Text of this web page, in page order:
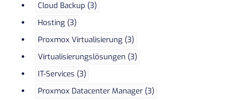
Cloud Backup (3)
Hosting (3)
Proxmox Virtualisierung (3)
Virtualisierungslösungen (3)
IT-Services (3)
Proxmox Datacenter Manager (3)